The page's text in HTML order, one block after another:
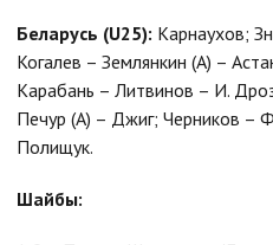
Беларусь (U25): Карнаухов;
Когалев – Землянкин (А) –
Карабань – Литвинов – И.
Печур (А) – Джиг; Черников –
Полищук.
Шайбы: